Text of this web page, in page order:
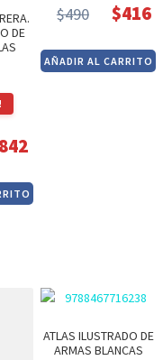
DE
842
$490
precio
original
$416
precio
actual
AÑADIR AL CARRITO
ATLAS ILUSTRADO DE
ARMAS BLANCAS